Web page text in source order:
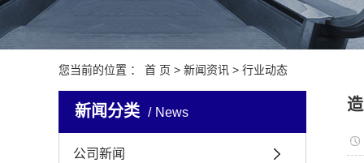
观
医
您当前的位置 ： 首 页 > 新闻资讯 > 行业动态
新闻分类 News
公司新闻